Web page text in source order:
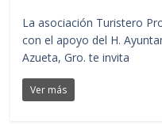
La asociación Turistero
con el apoyo del H.
Azueta, Gro. te invita
Ver más